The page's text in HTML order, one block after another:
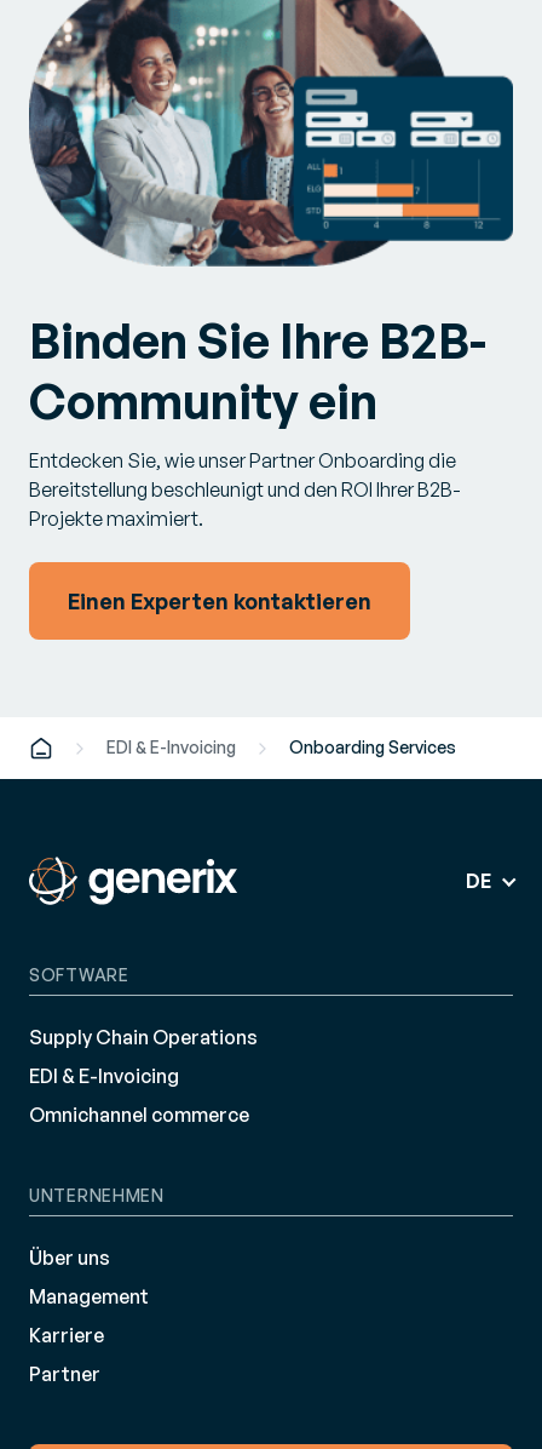
Binden Sie Ihre B2B-
Community ein
Entdecken Sie, wie unser Partner Onboarding die
Bereitstellung beschleunigt und den ROI Ihrer B2B-
Projekte maximiert.
Einen Experten kontaktieren
EDI & E-Invoicing Onboarding Services
DE
SOFTWARE
Supply Chain Operations
EDI & E-Invoicing
Omnichannel commerce
UNTERNEHMEN
Über uns
Management
Karriere
Partner